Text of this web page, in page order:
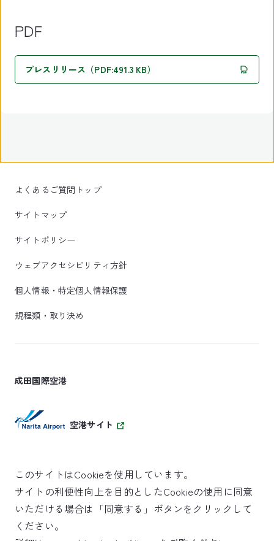
PDF
プレスリリース（PDF:491.3 KB）
よくあるご質問トップ
サイトマップ
サイトポリシー
ウェブアクセシビリティ方針
個人情報・特定個人情報保護
規程類・取り決め
成田国際空港
空港サイト
SKYTRAX
5スターエアポート
このサイトはCookieを使用しています。
サイトの利便性向上を目的としたCookieの使用に同意
いただける場合は「同意する」ボタンをクリックして
ください。